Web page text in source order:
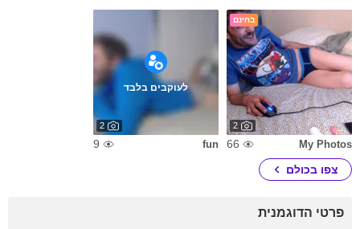
בחינם
2
My Photos
66
לעוקבים בלבד
2
fun
9
צפו בכולם
פרטי הדוגמנית